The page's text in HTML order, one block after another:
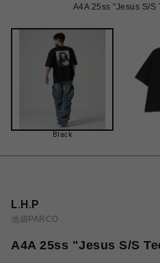
A4A 25ss "Jesus S/S
Black
L.H.P
池袋PARCO
A4A 25ss "Jesus S/S